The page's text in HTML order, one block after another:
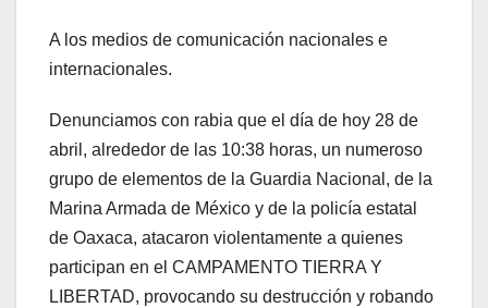
A los medios de comunicación nacionales e
internacionales.
Denunciamos con rabia que el día de hoy 28 de
abril, alrededor de las 10:38 horas, un numeroso
grupo de elementos de la Guardia Nacional, de la
Marina Armada de México y de la policía estatal
de Oaxaca, atacaron violentamente a quienes
participan en el CAMPAMENTO TIERRA Y
LIBERTAD, provocando su destrucción y robando